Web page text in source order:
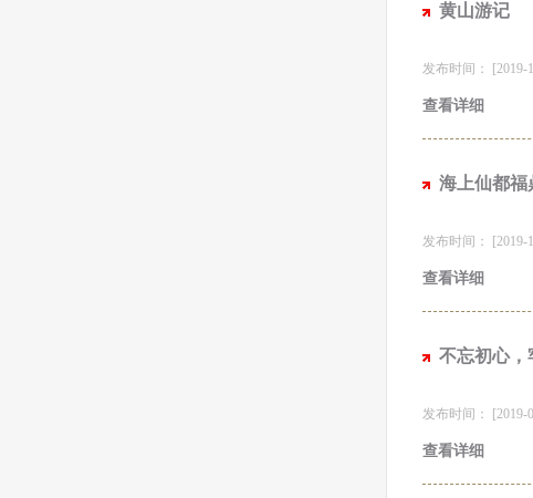
黄山游记
发布时间： [2019-
查看详细
海上仙都福
发布时间： [2019-
查看详细
不忘初心，
发布时间： [2019-
查看详细